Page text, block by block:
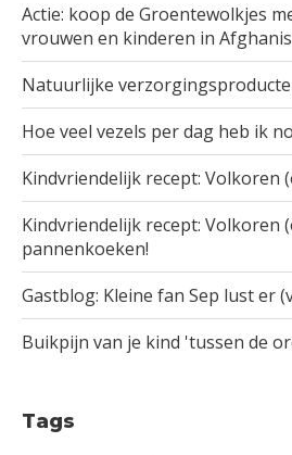
Actie: koop de Groentewolkjes
vrouwen en kinderen in
Natuurlijke
Hoe veel vezels per dag heb ik
Kindvriendelijk recept: Volkoren
Kindvriendelijk recept: Volkoren
pannenkoeken!
Gastblog: Kleine fan Sep lust er
Buikpijn van je kind 'tussen de
Tags